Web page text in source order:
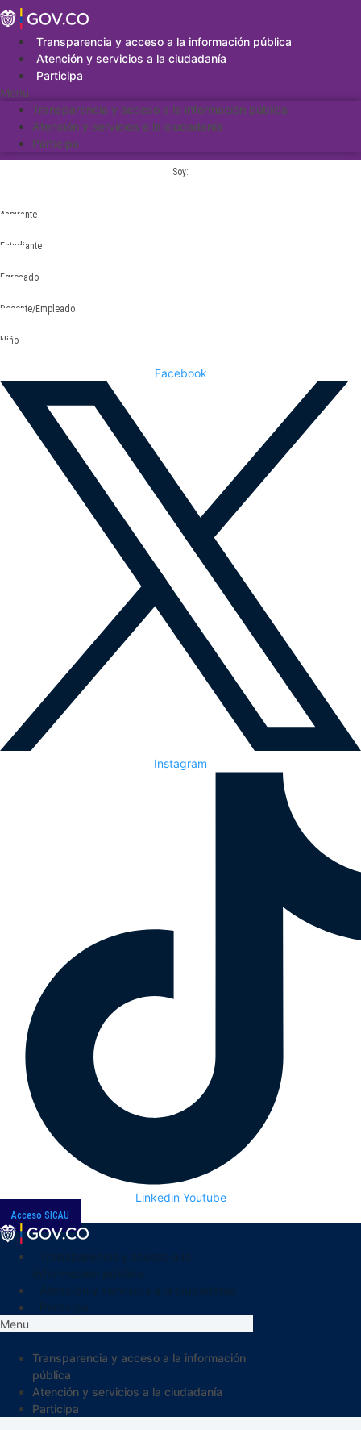
Saltar
al
contenidoTransparencia y acceso a la información pública
Atención y servicios a la ciudadanía
Participa
Menu
Transparencia y acceso a la información pública
Atención y servicios a la ciudadanía
Participa
Soy:
Aspirante
Estudiante
Egresado
Docente/Empleado
Niño
Facebook
Instagram
Linkedin Youtube
Acceso SICAU
Menu
Transparencia y acceso a la información
pública
Atención y servicios a la ciudadanía
Participa